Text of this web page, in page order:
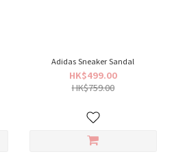
Adidas Sneaker Sandal
HK$499.00
HK$759.00